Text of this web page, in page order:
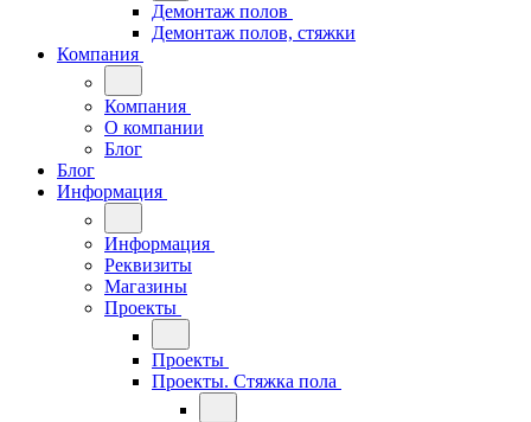
Демонтаж полов
Демонтаж полов, стяжки
Компания
Компания
О компании
Блог
Блог
Информация
Информация
Реквизиты
Магазины
Проекты
Проекты
Проекты. Стяжка пола